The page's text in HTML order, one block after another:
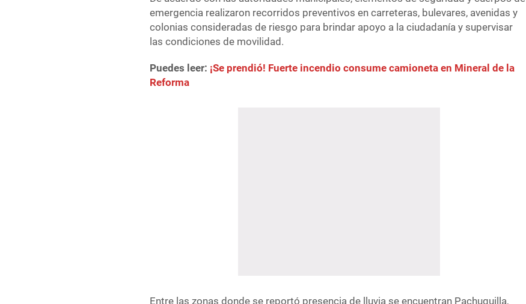
emergencia realizaron recorridos preventivos en carreteras, bulevares, avenidas y
colonias consideradas de riesgo para brindar apoyo a la ciudadanía y supervisar
las condiciones de movilidad.
Puedes leer: ¡Se prendió! Fuerte incendio consume camioneta en Mineral de la
Reforma
Entre las zonas donde se reportó presencia de lluvia se encuentran Pachuquilla,